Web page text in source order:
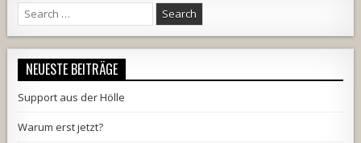
Search
for:
NEUESTE BEITRÄGE
Support aus der Hölle
Warum erst jetzt?